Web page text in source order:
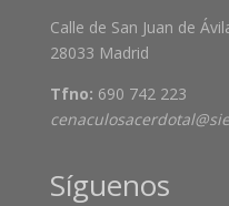
Calle de San Juan de
28033 Madrid
Tfno: 690 742 223
Síguenos